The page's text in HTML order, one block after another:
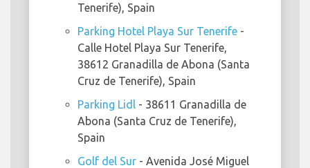
Tenerife), Spain
Parking Hotel Playa Sur Tenerife -
Calle Hotel Playa Sur Tenerife,
38612 Granadilla de Abona (Santa
Cruz de Tenerife), Spain
Parking Lidl
- 38611 Granadilla de
Abona (Santa Cruz de Tenerife),
Spain
Golf del Sur - Avenida José Miguel